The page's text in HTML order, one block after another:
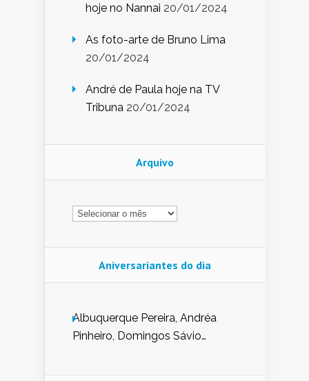
hoje no Nannai 20/01/2024
As foto-arte de Bruno Lima
20/01/2024
André de Paula hoje na TV
Tribuna 20/01/2024
Arquivo
Arquivo
Aniversariantes do dia
Albuquerque Pereira, Andréa
Pinheiro, Domingos Sávio